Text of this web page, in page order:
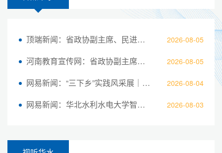
顶端新闻：省政协副主席、民进河南省委会主委张震宇到华北水利水电大学调研座谈 2026-08-05
河南教育宣传网：省政协副主席、民进河南省委会主委张震宇到华北水利水电大学开展主题教育暨调研座谈 2026-08-05
网易新闻：“三下乡”实践风采展｜华北水利水电大学“青衿筑梦”实践队：多元特色课堂绘就乡村少年夏日星光 2026-08-04
网易新闻：华北水利水电大学智川书院：携一缕晨曦，赴一场童约 2026-08-03